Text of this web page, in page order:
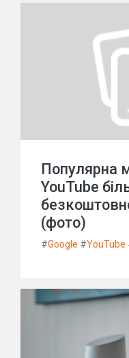
Популярна
YouTube
(фото)
#Google #YouTube